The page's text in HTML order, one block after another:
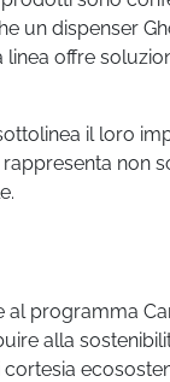
un dispenser
offre
il loro
non
programma
alla